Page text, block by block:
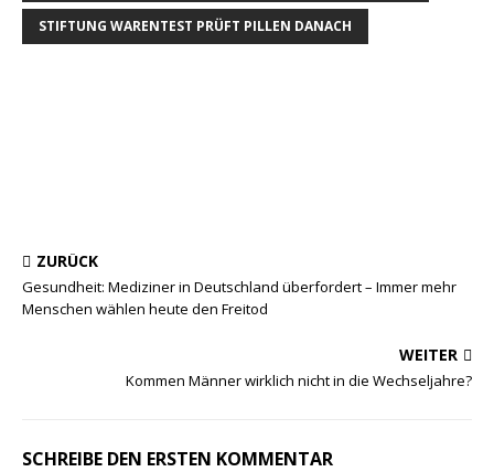
STIFTUNG WARENTEST PRÜFT PILLEN DANACH
ZURÜCK
Gesundheit: Mediziner in Deutschland überfordert – Immer mehr
Menschen wählen heute den Freitod
WEITER
Kommen Männer wirklich nicht in die Wechseljahre?
SCHREIBE DEN ERSTEN KOMMENTAR